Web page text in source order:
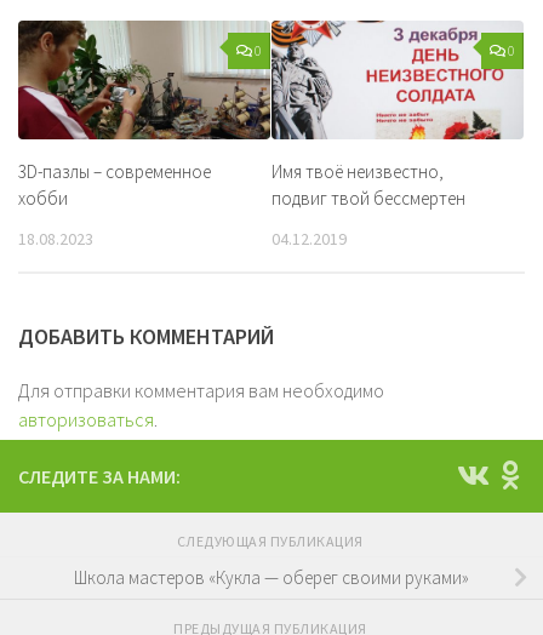
0
3D-пазлы – современное
хобби
18.08.2023
0
Имя твоё неизвестно,
подвиг твой бессмертен
04.12.2019
ДОБАВИТЬ КОММЕНТАРИЙ
Для отправки комментария вам необходимо
авторизоваться
СЛЕДИТЕ ЗА НАМИ:
СЛЕДУЮЩАЯ ПУБЛИКАЦИЯ
Школа мастеров «Кукла — оберег своими руками»
ПРЕДЫДУЩАЯ ПУБЛИКАЦИЯ